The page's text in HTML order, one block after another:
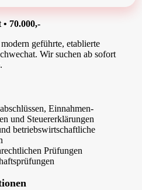
70.000,-
geführte, etablierte
Wir suchen ab sofort
Einnahmen-
und Steuererklärungen
betriebswirtschaftliche
Prüfungen